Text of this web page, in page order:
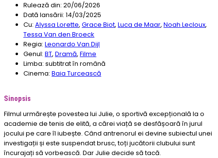
Rulează din: 20/06/2026
Dată lansării: 14/03/2025
Cu: Alyssa Lorette, Grace Biot, Luca de Maar, Noah Lecloux,
Tessa Van den Broeck
Regia: Leonardo Van Dijl
Genul: BT, Dramă, Filme
Limba: subtitrat în română
Cinema: Baia Turcească
Sinopsis
Filmul urmărește povestea lui Julie, o sportivă excepțională la o
academie de tenis de elită, a cărei viață se desfășoară în jurul
jocului pe care îl iubește. Când antrenorul ei devine subiectul unei
investigații și este suspendat brusc, toți jucătorii clubului sunt
încurajați să vorbească. Dar Julie decide să tacă.